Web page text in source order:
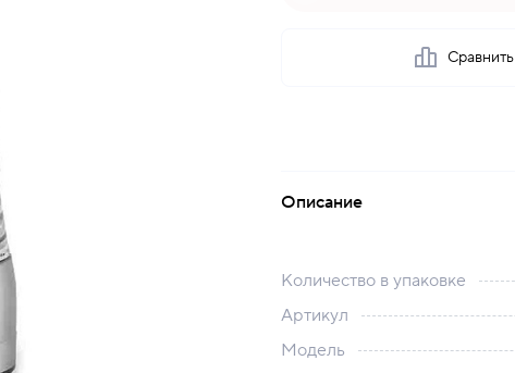
Сравнить
Описание
Количество в упаковке
Артикул
Модель